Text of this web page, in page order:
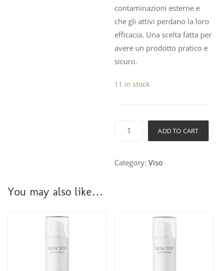
contaminazioni esterne e
che gli attivi perdano la loro
efficacia. Una scelta fatta per
avere un prodotto pratico e
sicuro.
11 in stock
ADD TO CART
Category:Viso
You may also like…